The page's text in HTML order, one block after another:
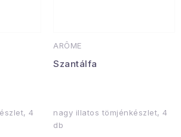
4
ARÔME
Szantálfa
nagy illatos tömjénkészlet, 4
db